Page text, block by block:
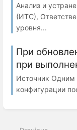
Анализ и
(ИТС),
уровня...
При
при
Источник Одним
конфигурации